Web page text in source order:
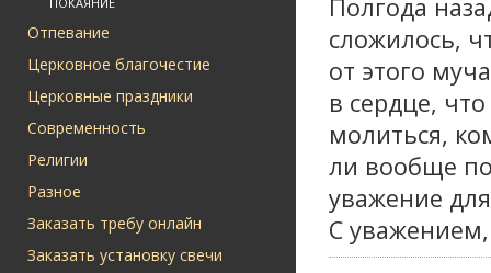
Отпевание
Церковное благочестие
Церковные праздники
Современность
Религии
Разное
Заказать требу онлайн
Заказать установку свечи
Полгода
сложилось,
от этого
в сердце,
молиться,
ли вообще
уважение
С